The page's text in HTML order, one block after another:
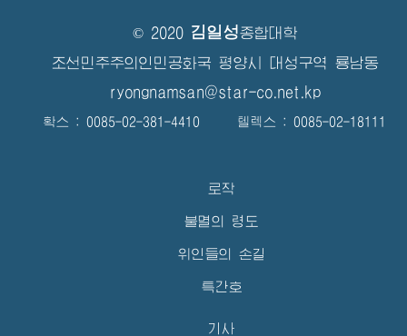
© 2020 김일성종합대학
조선민주주의인민공화국 평양시 대성구역 룡남동
ryongnamsan@star-co.net.kp
확스 : 0085-02-381-4410 텔렉스 : 0085-02-18111
로작
불멸의 령도
위인들의 손길
특간호
기사